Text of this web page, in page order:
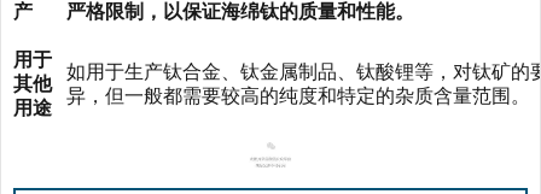
产
严格限制，以保证海绵钛的质量和性能。
用于
其他
用途
如用于生产钛合金、钛金属制品、钛酸锂等，对钛矿的
异，但一般都需要较高的纯度和特定的杂质含量范围。